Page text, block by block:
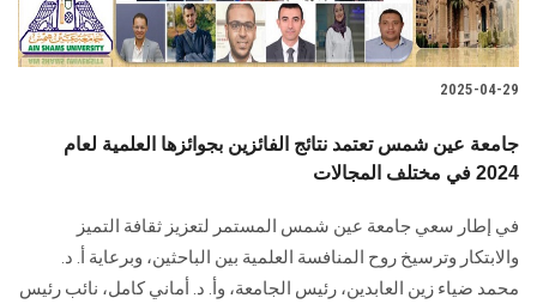
الدراسات العليا
الزائـرون
2025-04-29
جامعة عين شمس تعتمد نتائج الفائزين بجوائزها العلمية لعام
2024 في مختلف المجالات
في إطار سعي جامعة عين شمس المستمر لتعزيز ثقافة التميز
والابتكار وترسيخ روح المنافسة العلمية بين الباحثين، وبرعاية أ. د.
محمد ضياء زين العابدين، رئيس الجامعة، وأ. د. أماني كامل، نائب رئيس